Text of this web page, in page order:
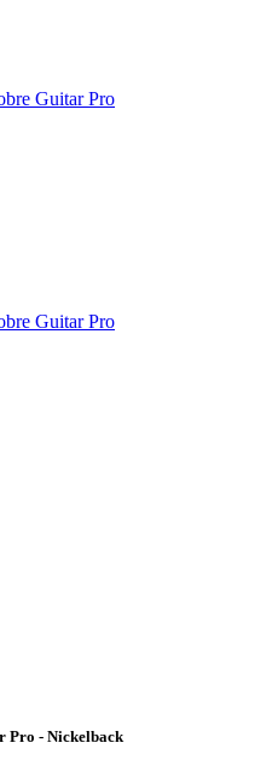
Guitar Pro
Guitar Pro
Pro - Nickelback